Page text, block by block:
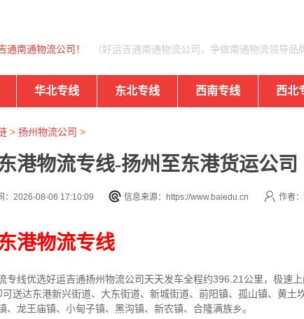
通南通物流公司！ （好运吉通南通物流公司，争做南通物流领导品
华北专线 东北专线 西南专线 西北
> 扬州物流公司 >
港物流专线-扬州至东港货运公司
：2026-08-06 17:10:09 信息来源：https://www.baiedu.cn 作者
港物流专线
专线优选好运吉通扬州物流公司天天发车全程约396.21公里， 极速
可送达东港新兴街道、大东街道、新城街道、前阳镇、孤山镇、黄
、龙王庙镇、小甸子镇、黑沟镇、新农镇、合隆满族乡。